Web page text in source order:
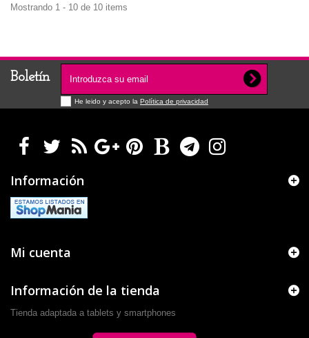
Mostrando 1 - 10 de 10 items
Boletín
He leido y acepto la Política de privacidad
Información
Mi cuenta
Información de la tienda
Tienda adaptada a tablets y smartphones